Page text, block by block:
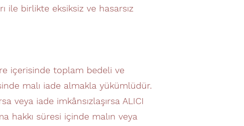
ile birlikte eksiksiz ve hasarsız
içerisinde toplam bedeli ve
malı iade almakla yükümlüdür.
veya iade imkânsızlaşırsa ALICI
hakkı süresi içinde malın veya